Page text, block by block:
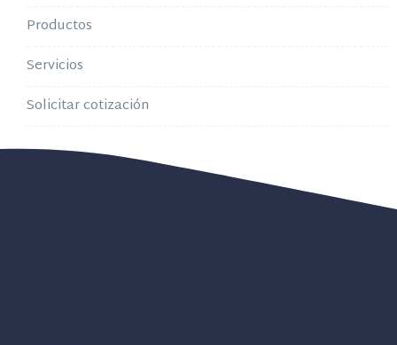
Productos
Servicios
Solicitar cotización